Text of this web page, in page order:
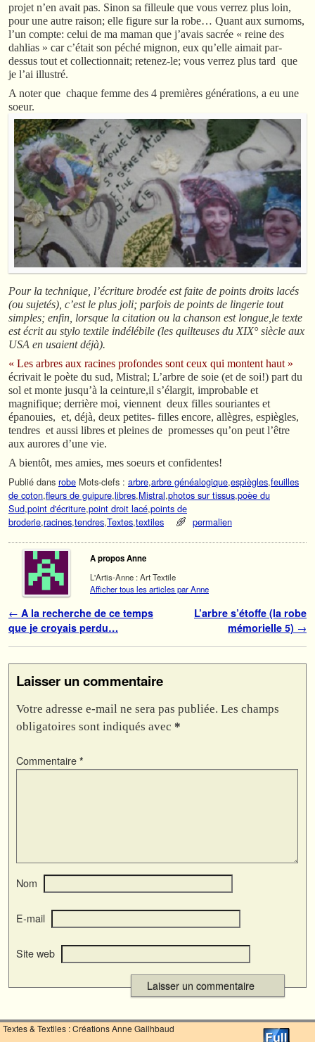
projet n’en avait pas. Sinon sa filleule que vous verrez plus loin,
pour une autre raison; elle figure sur la robe… Quant aux surnoms,
l’un compte: celui de ma maman que j’avais sacrée « reine des
dahlias » car c’était son péché mignon, eux qu’elle aimait par-
dessus tout et collectionnait; retenez-le; vous verrez plus tard que
je l’ai illustré.
A noter que chaque femme des 4 premières générations, a eu une
soeur.
Pour la technique, l’écriture brodée est faite de points droits lacés
(ou sujetés), c’est le plus joli; parfois de points de lingerie tout
simples; enfin, lorsque la citation ou la chanson est longue,le texte
est écrit au stylo textile indélébile (les quilteuses du XIX° siècle aux
USA en usaient déjà).
« Les arbres aux racines profondes sont ceux qui montent haut »
écrivait le poète du sud, Mistral; L’arbre de soie (et de soi!) part du
sol et monte jusqu’à la ceinture,il s’élargit, improbable et
magnifique; derrière moi, viennent deux filles souriantes et
épanouies, et, déjà, deux petites- filles encore, allègres, espiègles,
tendres et aussi libres et pleines de promesses qu’on peut l’être
aux aurores d’une vie.
A bientôt, mes amies, mes soeurs et confidentes!
Publié dans robe Mots-clefs : arbre,arbre généalogique,espiègles,feuilles
de coton,fleurs de guipure,libres,Mistral,photos sur tissus,poèe du
Sud,point d'écriture,point droit lacé,points de
broderie,racines,tendres,Textes,textiles permalien
A propos Anne
L'Artis-Anne : Art Textile
Afficher tous les articles par Anne
Navigation des articles
← A la recherche de ce temps
que je croyais perdu…
L’arbre s’étoffe (la robe
mémorielle 5) →
Laisser un commentaire
Votre adresse e-mail ne sera pas publiée. Les champs
obligatoires sont indiqués avec *
Commentaire *
Nom
E-mail
Site web
Textes & Textiles : Créations Anne Gailhbaud